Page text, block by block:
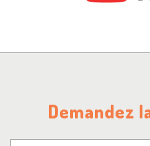
Demandez